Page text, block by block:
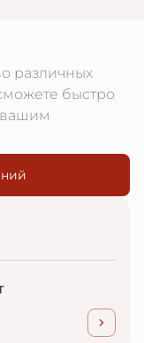
различных
быстро
вашим